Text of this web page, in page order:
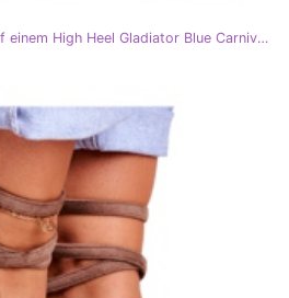
LU BOO Damen Sandalen auf einem High Heel Gladiator Blue Carnival blau